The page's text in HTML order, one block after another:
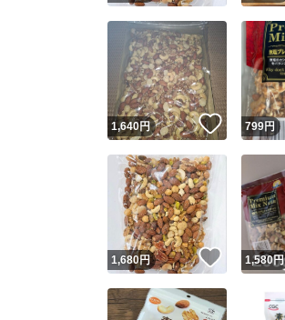
1,640円 いいね！
799円
1,680円 いいね！
1,580円